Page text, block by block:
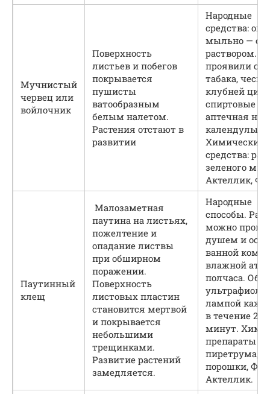
Мучнистый
червец или
войлочник
Поверхность
листьев и побегов
покрывается
пушисты
ватообразным
белым налетом.
Растения отстают в
развитии
Народные
средства:
мыльно —
раствором.
проявили
табака,
клубней
спиртовые
аптечная
календулы.
Химические
средства:
зеленого
Актеллик,
Паутинный
клещ
Малозаметная
паутина на листьях,
пожелтение и
опадание листвы
при обширном
поражении.
Поверхность
листовых пластин
становится мертвой
и покрывается
небольшими
трещинками.
Развитие растений
замедляется.
Народные
способы.
можно
душем и
ванной
влажной
полчаса.
лампой
в течение 2
минут.
препараты
пиретрума,
порошки,
Актеллик.